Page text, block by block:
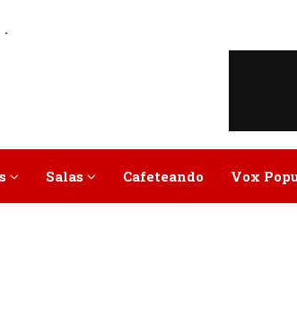
.
Salas Cafeteando Vox